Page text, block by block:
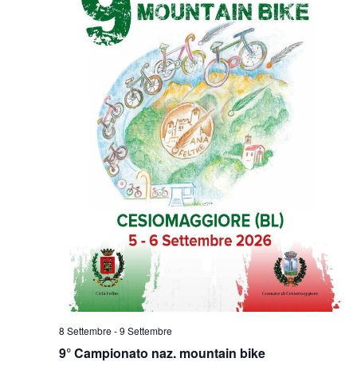
9° Campionato naz. mountain bike
8 Settembre -9 Settembre